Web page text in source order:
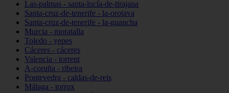
Las-palmas - santa-lucía-de-tirajana
Santa-cruz-de-tenerife - la-orotava
Santa-cruz-de-tenerife - la-guancha
Murcia - moratalla
Toledo - yepes
Cáceres - cáceres
Valencia - torrent
A-coruña - ribeira
Pontevedra - caldas-de-reis
Málaga - torrox